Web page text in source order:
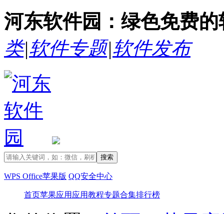
河东软件园：绿色免费
类|软件专题|软件发布
WPS Office苹果版 QQ安全中心
首页苹果应用 应用教程专题合集排行榜